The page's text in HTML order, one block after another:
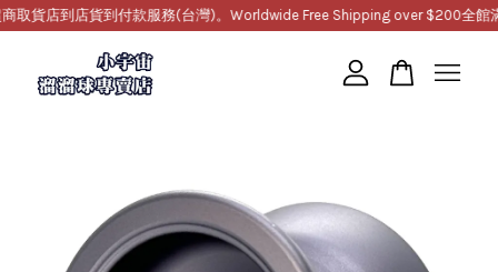
取貨店到店貨到付款服務(台灣)。Worldwide Free Shipping over $200全館滿